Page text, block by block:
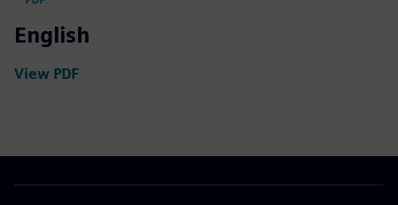
English
View PDF